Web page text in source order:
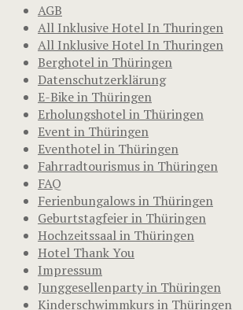
AGB
All Inklusive Hotel In Thuringen
All Inklusive Hotel In Thuringen
Berghotel in Thüringen
Datenschutzerklärung
E-Bike in Thüringen
Erholungshotel in Thüringen
Event in Thüringen
Eventhotel in Thüringen
Fahrradtourismus in Thüringen
FAQ
Ferienbungalows in Thüringen
Geburtstagfeier in Thüringen
Hochzeitssaal in Thüringen
Hotel Thank You
Impressum
Junggesellenparty in Thüringen
Kinderschwimmkurs in Thüringen